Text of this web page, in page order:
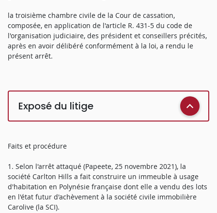
la troisième chambre civile de la Cour de cassation,
composée, en application de l'article R. 431-5 du code de
l'organisation judiciaire, des président et conseillers précités,
après en avoir délibéré conformément à la loi, a rendu le
présent arrêt.
Exposé du litige
Faits et procédure
1. Selon l'arrêt attaqué (Papeete, 25 novembre 2021), la
société Carlton Hills a fait construire un immeuble à usage
d'habitation en Polynésie française dont elle a vendu des lots
en l'état futur d'achèvement à la société civile immobilière
Carolive (la SCI).